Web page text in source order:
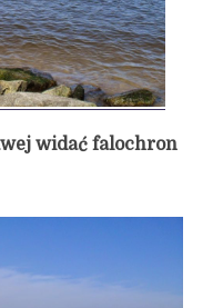
widać falochron